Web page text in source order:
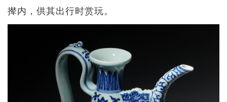
撵内，供其出行时赏玩。